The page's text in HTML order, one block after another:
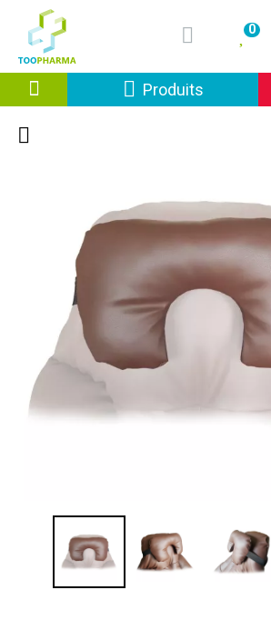
0
ProduitsAfficher